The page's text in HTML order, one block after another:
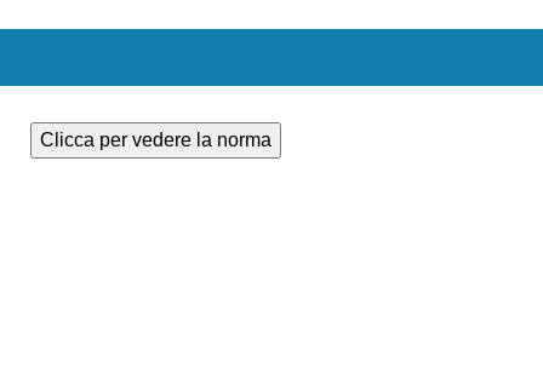
Clicca per vedere la norma